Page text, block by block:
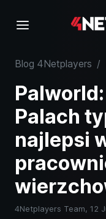
Blog 4Netplayers /
Palach
najlepsi
4Netplayers Team, 12